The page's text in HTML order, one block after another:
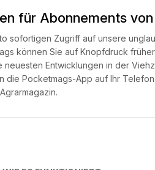
für Abonnements
sofortigen Zugriff auf unsere
können Sie auf Knopfdruck
Entwicklungen in der
die Pocketmags-App auf Ihr